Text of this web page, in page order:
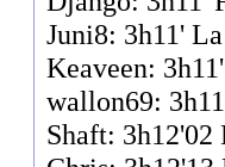
Juni8: 3h11'
Keaveen:
wallon69:
Shaft: 3h12'02